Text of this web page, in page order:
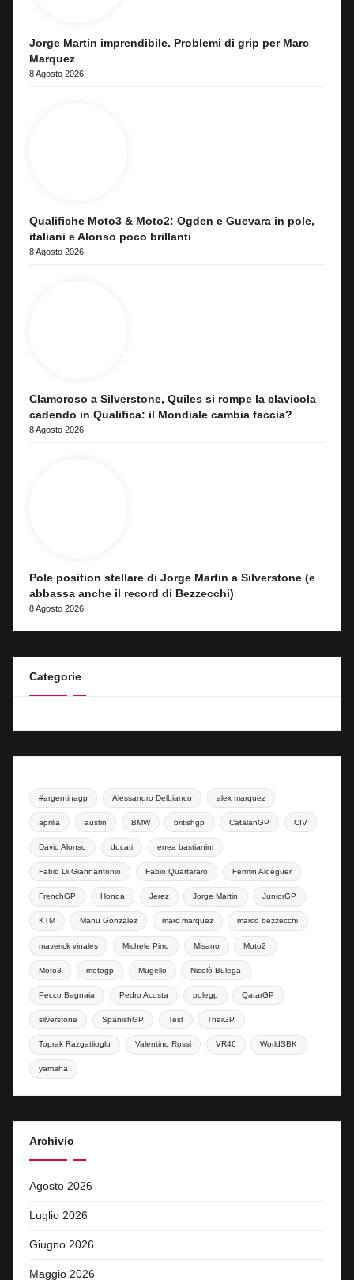
Jorge Martin imprendibile. Problemi di grip per Marc
Marquez
8 Agosto 2026
Qualifiche Moto3 & Moto2: Ogden e Guevara in pole,
italiani e Alonso poco brillanti
8 Agosto 2026
Clamoroso a Silverstone, Quiles si rompe la clavicola
cadendo in Qualifica: il Mondiale cambia faccia?
8 Agosto 2026
Pole position stellare di Jorge Martin a Silverstone (e
abbassa anche il record di Bezzecchi)
8 Agosto 2026
Categorie
#argentinagp Alessandro Delbianco alex marquez
aprilia austin BMW britishgp CatalanGP CIV
David Alonso ducati enea bastianini
Fabio Di Giannantonio Fabio Quartararo Fermin Aldeguer
FrenchGP Honda Jerez Jorge Martin JuniorGP
KTM Manu Gonzalez marc marquez marco bezzecchi
maverick vinales Michele Pirro Misano Moto2
Moto3 motogp Mugello Nicolò Bulega
Pecco Bagnaia Pedro Acosta polegp QatarGP
silverstone SpanishGP Test ThaiGP
Toprak Razgatlioglu Valentino Rossi VR46 WorldSBK
yamaha
Archivio
Agosto 2026
Luglio 2026
Giugno 2026
Maggio 2026